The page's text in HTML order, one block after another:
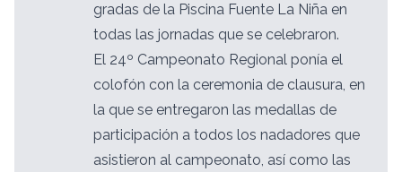
gradas de la Piscina Fuente La Niña en
todas las jornadas que se celebraron.
El 24º Campeonato Regional ponía el
colofón con la ceremonia de clausura, en
la que se entregaron las medallas de
participación a todos los nadadores que
asistieron al campeonato, así como las